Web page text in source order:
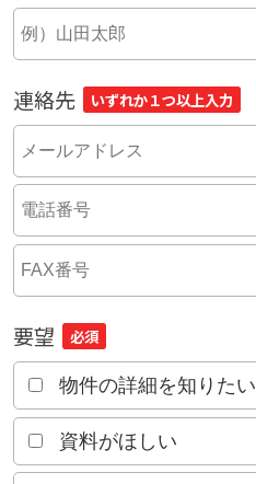
連絡先 いずれか１つ以上入力
要望 必須
物件の詳細を知りたい
資料がほしい